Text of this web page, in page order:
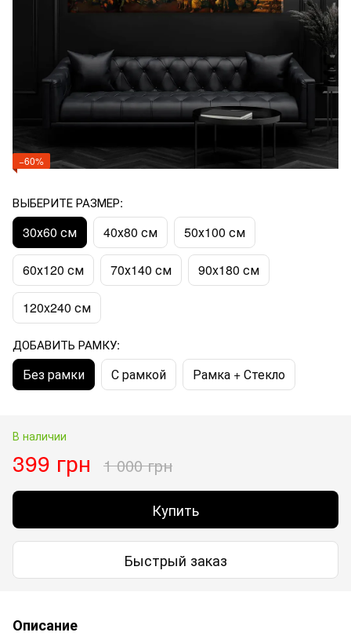
−60%
ВЫБЕРИТЕ РАЗМЕР:
30х60 см 40х80 см 50х100 см
60х120 см 70х140 см 90x180 см
120x240 см
ДОБАВИТЬ РАМКУ:
Без рамки С рамкой Рамка + Стекло
В наличии
399 грн 1 000 грн
Купить
Быстрый заказ
Описание